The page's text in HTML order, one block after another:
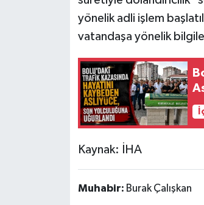
yönelik adli işlem
vatandaşa yönelik
Kaynak: İHA
Muhabir: Burak Çalışkan